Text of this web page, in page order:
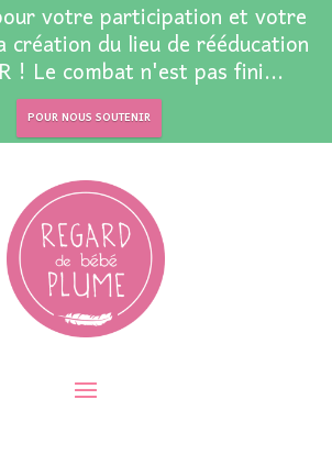
votre participation et votre
création du lieu de rééducation
! Le combat n'est pas fini...
POUR NOUS SOUTENIR